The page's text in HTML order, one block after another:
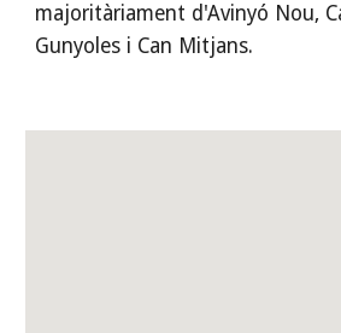
majoritàriament d'Avinyó Nou,
Gunyoles i Can Mitjans.